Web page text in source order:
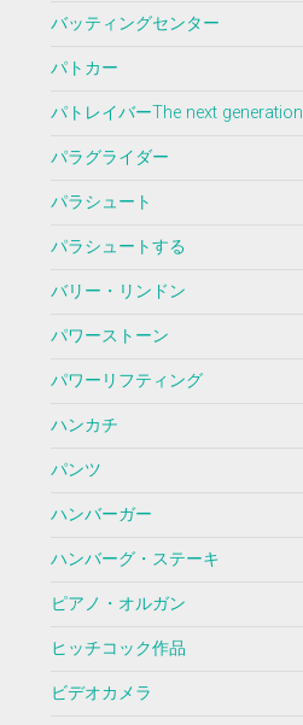
バッティングセンター
パトカー
パトレイバーThe next generation
パラグライダー
パラシュート
パラシュートする
バリー・リンドン
パワーストーン
パワーリフティング
ハンカチ
パンツ
ハンバーガー
ハンバーグ・ステーキ
ピアノ・オルガン
ヒッチコック作品
ビデオカメラ